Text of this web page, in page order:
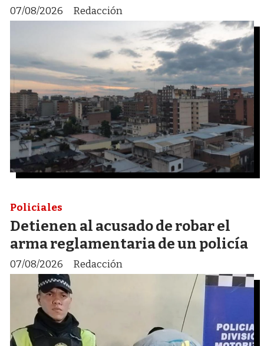
Redacción
07/08/2026
Detienen al acusado de robar el
arma reglamentaria de un policía
Redacción
Policiales
07/08/2026